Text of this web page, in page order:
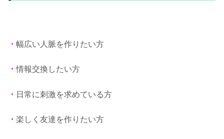
・ 幅広い人脈を作りたい方
・情報交換したい方
・ 日常に刺激を求めている方
・ 楽しく友達を作りたい方